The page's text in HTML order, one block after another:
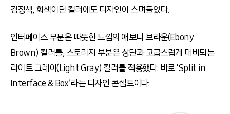
검정색, 회색이던 컬러에도 디자인이 스며들었다.
인터페이스 부분은 따뜻한 느낌의 애보니 브라운(Ebony
Brown) 컬러를, 스토리지 부분은 상단과 고급스럽게 대비되는
라이트 그레이(Light Gray) 컬러를 적용했다. 바로 ‘Split in
Interface & Box’라는 디자인 콘셉트이다.